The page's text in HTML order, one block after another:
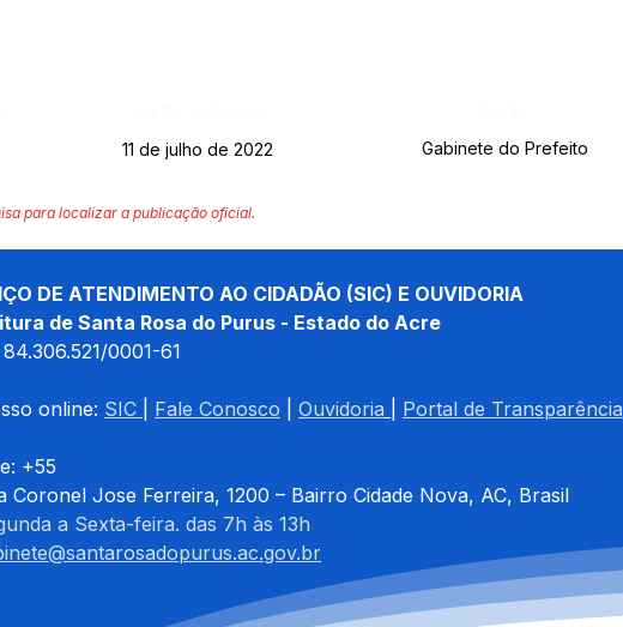
11 de julho de 2022 Gabinete do Prefeito
para localizar a publicação oficial.
DE ATENDIMENTO AO CIDADÃO (SIC) E OUVIDORIA
de Santa Rosa do Purus - Estado do Acre
84.306.521/0001-61
online: SIC Fale Conosco Ouvidoria Portal de Transparência
+55
Coronel Jose Ferreira, 1200 – Bairro Cidade Nova, AC, Brasil
a Sexta-feira. das 7h às 13h